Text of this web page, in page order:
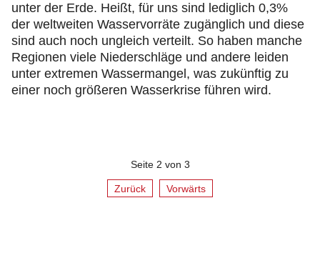
unter der Erde. Heißt, für uns sind lediglich 0,3%
der weltweiten Wasservorräte zugänglich und diese
sind auch noch ungleich verteilt. So haben manche
Regionen viele Niederschläge und andere leiden
unter extremen Wassermangel, was zukünftig zu
einer noch größeren Wasserkrise führen wird.
Seite 2 von 3
Zurück Vorwärts